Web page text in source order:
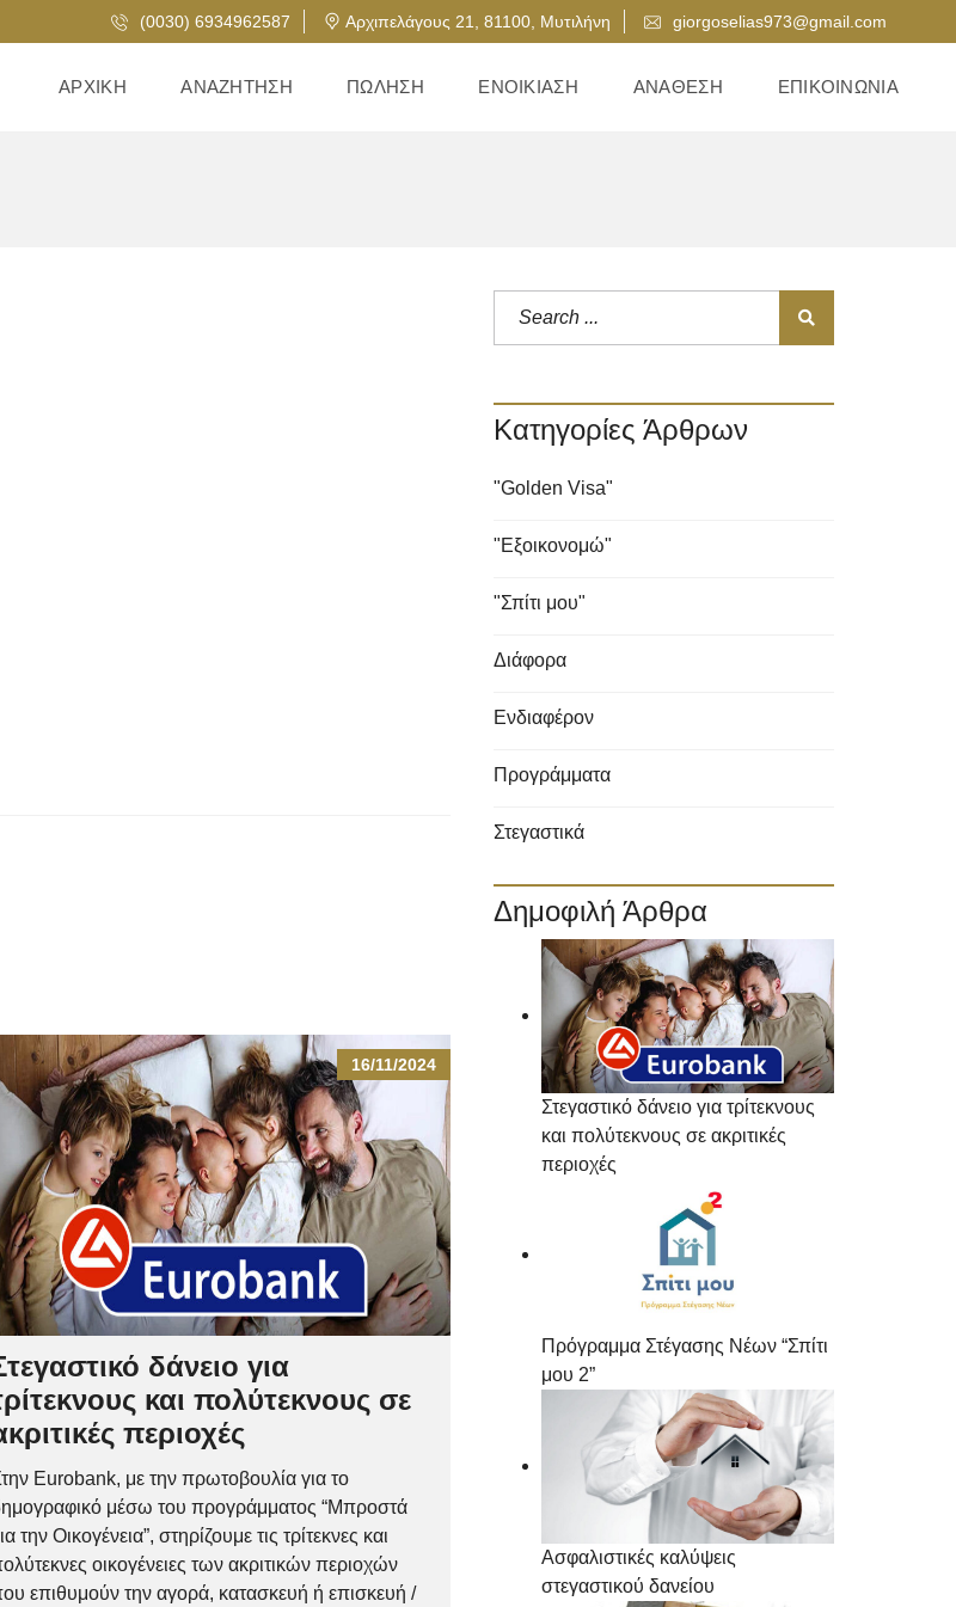
(0030) 6934962587 Αρχιπελάγους 21, 81100, Μυτιλήνη giorgoselias973@gmail.com
ΑΡΧΙΚΉ ΑΝΑΖΉΤΗΣΗ ΠΏΛΗΣΗ ΕΝΟΙΚΊΑΣΗ ΑΝΆΘΕΣΗ ΕΠΙΚΟΙΝΩΝΊΑ
16/11/2024
δάνειο για
και πολύτεκνους σε
περιοχές
Eurobank, με την πρωτοβουλία για το
μέσω του προγράμματος “Μπροστά
την Οικογένεια”, στηρίζουμε τις τρίτεκνες και
οικογένειες των ακριτικών περιοχών
επιθυμούν την αγορά, κατασκευή ή επισκευή /
Κατηγορίες Άρθρων
"Golden Visa"
"Εξοικονομώ"
"Σπίτι μου"
Διάφορα
Ενδιαφέρον
Προγράμματα
Στεγαστικά
Δημοφιλή Άρθρα
Στεγαστικό δάνειο για τρίτεκνους
και πολύτεκνους σε ακριτικές
περιοχές
Πρόγραμμα Στέγασης Νέων “Σπίτι
μου 2”
Ασφαλιστικές καλύψεις
στεγαστικού δανείου